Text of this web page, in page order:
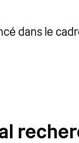
dans le